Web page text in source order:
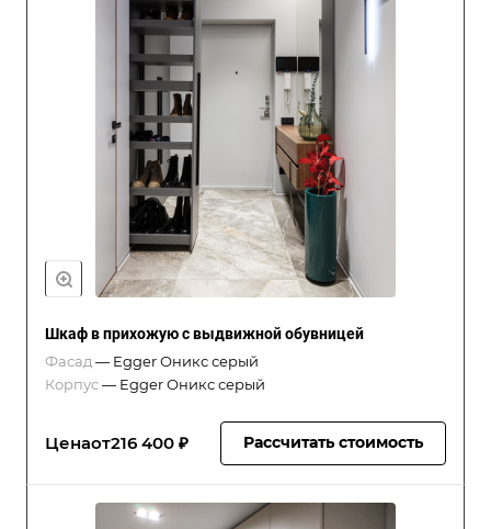
Шкаф в прихожую с выдвижной обувницей
Фасад — Egger Оникс серый
Корпус— Egger Оникс серый
Ценаот216 400 ₽ Рассчитать стоимость